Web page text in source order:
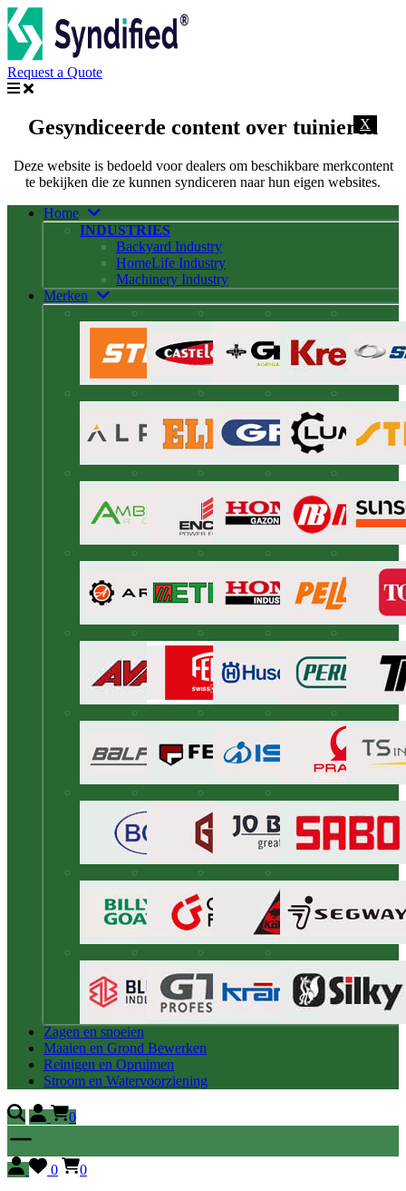
Request a Quote
X
Gesyndiceerde content over tuinieren
Deze website is bedoeld voor dealers om beschikbare merkcontent
te bekijken die ze kunnen syndiceren naar hun eigen websites.
Home
INDUSTRIES
Backyard Industry
HomeLife Industry
Machinery Industry
Merken
Zagen en snoeien
Maaien en Grond Bewerken
Reinigen en Opruimen
Stroom en Watervoorziening
0
0
0